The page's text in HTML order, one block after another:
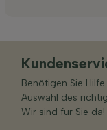
Benötigen Sie
Auswahl des
Wir sind für Sie da!